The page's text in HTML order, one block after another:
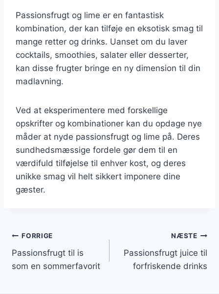
Passionsfrugt og lime er en fantastisk
kombination, der kan tilføje en eksotisk smag til
mange retter og drinks. Uanset om du laver
cocktails, smoothies, salater eller desserter,
kan disse frugter bringe en ny dimension til din
madlavning.
Ved at eksperimentere med forskellige
opskrifter og kombinationer kan du opdage nye
måder at nyde passionsfrugt og lime på. Deres
sundhedsmæssige fordele gør dem til en
værdifuld tilføjelse til enhver kost, og deres
unikke smag vil helt sikkert imponere dine
gæster.
Indlægsnavigation
FORRIGE
Passionsfrugt til is
som en sommerfavorit
NÆSTE
Passionsfrugt juice til
forfriskende drinks